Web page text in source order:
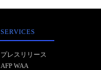
SERVICES
プレスリリース
AFP WAA